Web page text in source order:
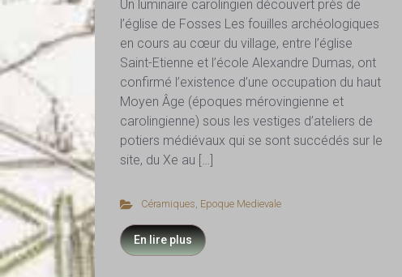
Un luminaire carolingien découvert près de
l’église de Fosses Les fouilles archéologiques
en cours au cœur du village, entre l’église
Saint-Etienne et l’école Alexandre Dumas, ont
confirmé l’existence d’une occupation du haut
Moyen Âge (époques mérovingienne et
carolingienne) sous les vestiges d’ateliers de
potiers médiévaux qui se sont succédés sur le
site, du Xe au […]
Céramiques, Epoque Medievale
En lire plus